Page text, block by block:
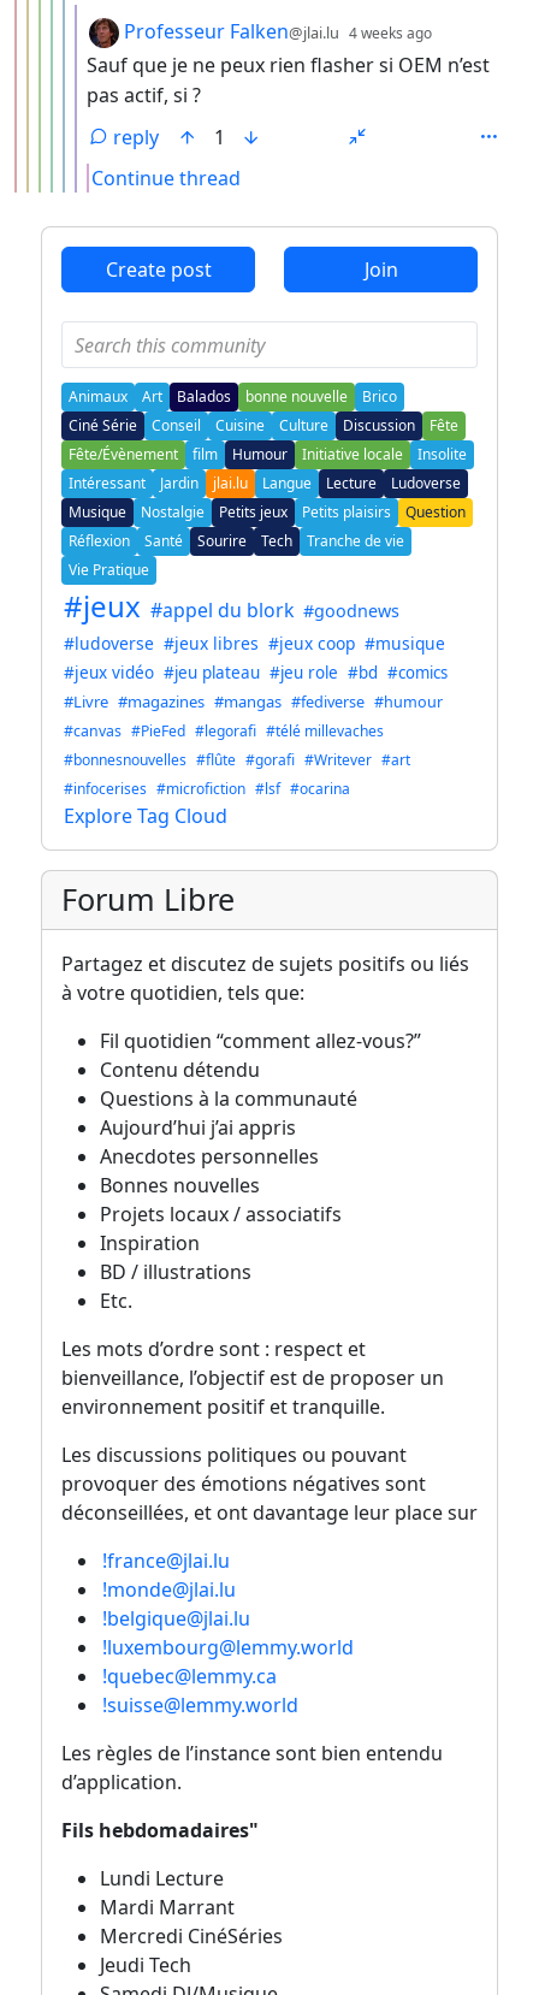
by
Professeur Falken@jlai.lu 4 weeks ago
Sauf que je ne peux rien flasher si OEM n’est
pas actif, si ?
reply
1
Continue thread
Create post Join
Animaux Art Balados bonne nouvelle
Brico
Ciné Série
Conseil Cuisine Culture Discussion
Fête
Fête/Évènement
film Humour Initiative locale
Insolite
Intéressant
Jardin jlai.lu Langue Lecture
Ludoverse
Musique
Nostalgie Petits jeux Petits plaisirs
Question
Réflexion
Santé Sourire Tech
Tranche de vie
Vie Pratique
#jeux #appel du blork #goodnews
#ludoverse #jeux libres #jeux coop #musique
#jeux vidéo #jeu plateau #jeu role #bd #comics
#Livre #magazines #mangas #fediverse #humour
#canvas #PieFed #legorafi #télé millevaches
#bonnesnouvelles #flûte #gorafi #Writever #art
#infocerises #microfiction #lsf #ocarina
Explore Tag Cloud
Forum Libre
Partagez et discutez de sujets positifs ou liés
à votre quotidien, tels que:
Fil quotidien “comment allez-vous?”
Contenu détendu
Questions à la communauté
Aujourd’hui j’ai appris
Anecdotes personnelles
Bonnes nouvelles
Projets locaux / associatifs
Inspiration
BD / illustrations
Etc.
Les mots d’ordre sont : respect et
bienveillance, l’objectif est de proposer un
environnement positif et tranquille.
Les discussions politiques ou pouvant
provoquer des émotions négatives sont
déconseillées, et ont davantage leur place sur
!france@jlai.lu
!monde@jlai.lu
!belgique@jlai.lu
!luxembourg@lemmy.world
!quebec@lemmy.ca
!suisse@lemmy.world
Les règles de l’instance sont bien entendu
d’application.
Fils hebdomadaires"
Lundi Lecture
Mardi Marrant
Mercredi CinéSéries
Jeudi Tech